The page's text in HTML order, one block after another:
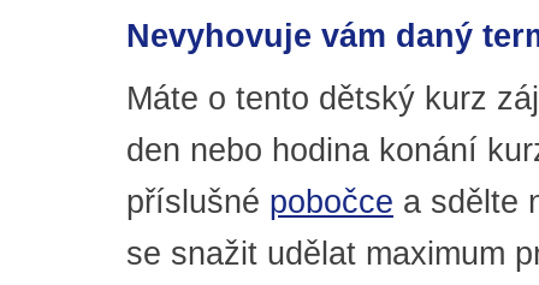
Nevyhovuje vám daný
Máte o tento dětský kurz
den nebo hodina konání
příslušné pobočce a sdělte
se snažit udělat maximum